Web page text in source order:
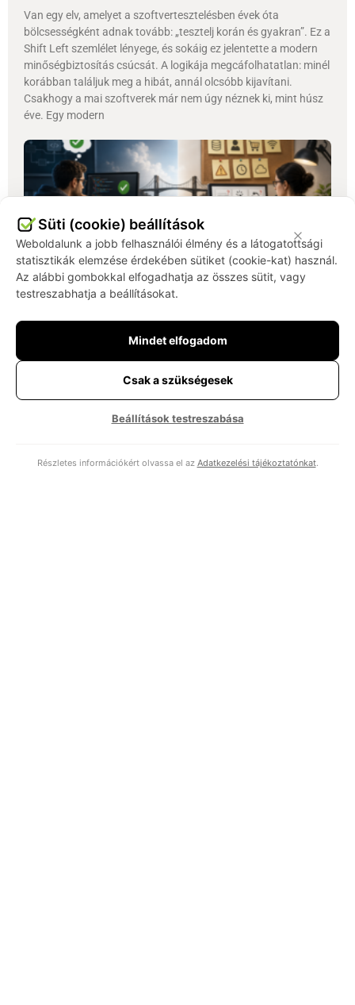
Van egy elv, amelyet a szoftvertesztelésben évek óta
bölcsességként adnak tovább: „tesztelj korán és gyakran”. Ez a
Shift Left szemlélet lényege, és sokáig ez jelentette a modern
minőségbiztosítás csúcsát. A logikája megcáfolhatatlan: minél
korábban találjuk meg a hibát, annál olcsóbb kijavítani.
Csakhogy a mai szoftverek már nem úgy néznek ki, mint húsz
éve. Egy modern
Miért nem szabad a fejlesztőnek a saját kódját
A fejlesztő megírja a funkciót. Megírja hozzá a teszteket is –
alaposan, lelkiismeretesen. Minden teszt zöld. A kód átmegy a
hazudtak. Egyszerűen nem a jó kérdést tették fel. Ez a cikk
Süti (cookie) beállítások
Weboldalunk a jobb felhasználói élmény és a látogatottsági
statisztikák elemzése érdekében sütiket (cookie-kat) használ.
Az alábbi gombokkal elfogadhatja az összes sütit, vagy
testreszabhatja a beállításokat.
Mindet elfogadom
Csak a szükségesek
Beállítások testreszabása
Részletes információkért olvassa el az Adatkezelési tájékoztatónkat.